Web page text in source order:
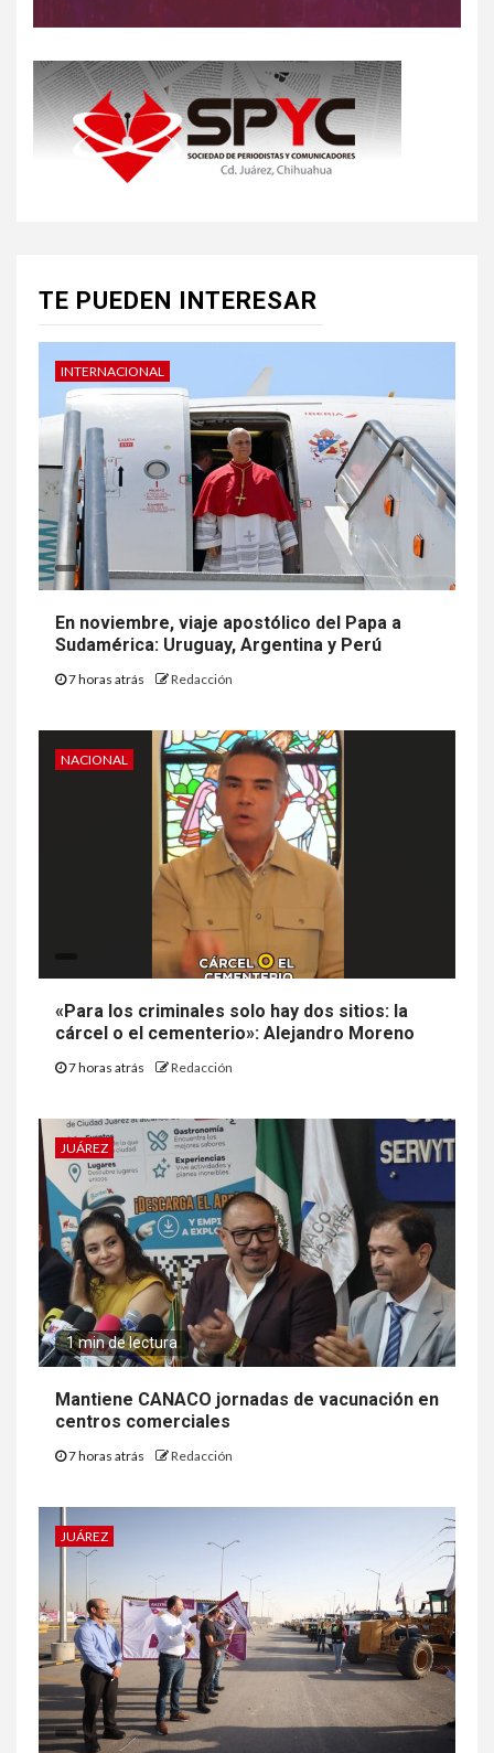
TE PUEDEN INTERESAR
INTERNACIONAL
En noviembre, viaje apostólico del Papa a
Sudamérica: Uruguay, Argentina y Perú
7 horas atrás Redacción
NACIONAL
«Para los criminales solo hay dos sitios: la
cárcel o el cementerio»: Alejandro Moreno
7 horas atrás Redacción
JUÁREZ
1 min de lectura
Mantiene CANACO jornadas de vacunación en
centros comerciales
7 horas atrás Redacción
JUÁREZ